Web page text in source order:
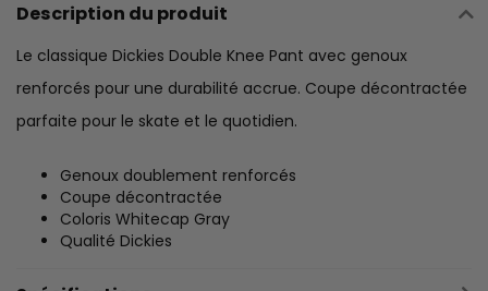
Description du produit
Le classique Dickies Double Knee Pant avec genoux
renforcés pour une durabilité accrue. Coupe décontractée
parfaite pour le skate et le quotidien.
Genoux doublement renforcés
Coupe décontractée
Coloris Whitecap Gray
Qualité Dickies